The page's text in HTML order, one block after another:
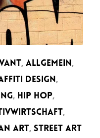
, ALLGEMEIN,
DESIGN,
, HIP HOP,
,
ART, STREET ART